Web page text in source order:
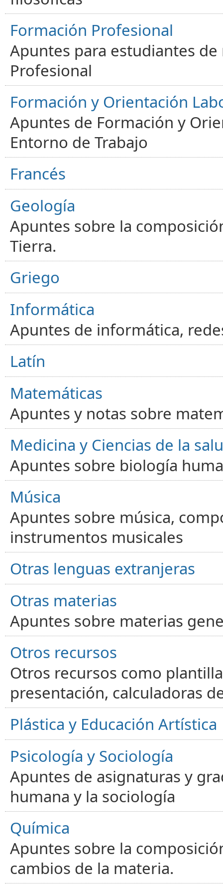
Formación Profesional
Apuntes para estudiantes
Profesional
Formación y Orientación
Apuntes de Formación y
Entorno de Trabajo
Francés
Geología
Apuntes sobre la
Tierra.
Griego
Informática
Apuntes de informática,
Latín
Matemáticas
Apuntes y notas sobre
Medicina y Ciencias de la
Apuntes sobre biología
Música
Apuntes sobre música,
instrumentos musicales
Otras lenguas extranjeras
Otras materias
Apuntes sobre materias
Otros recursos
Otros recursos como
presentación, calculadoras
Plástica y Educación Artística
Psicología y Sociología
Apuntes de asignaturas y
humana y la sociología
Química
Apuntes sobre la
cambios de la materia.